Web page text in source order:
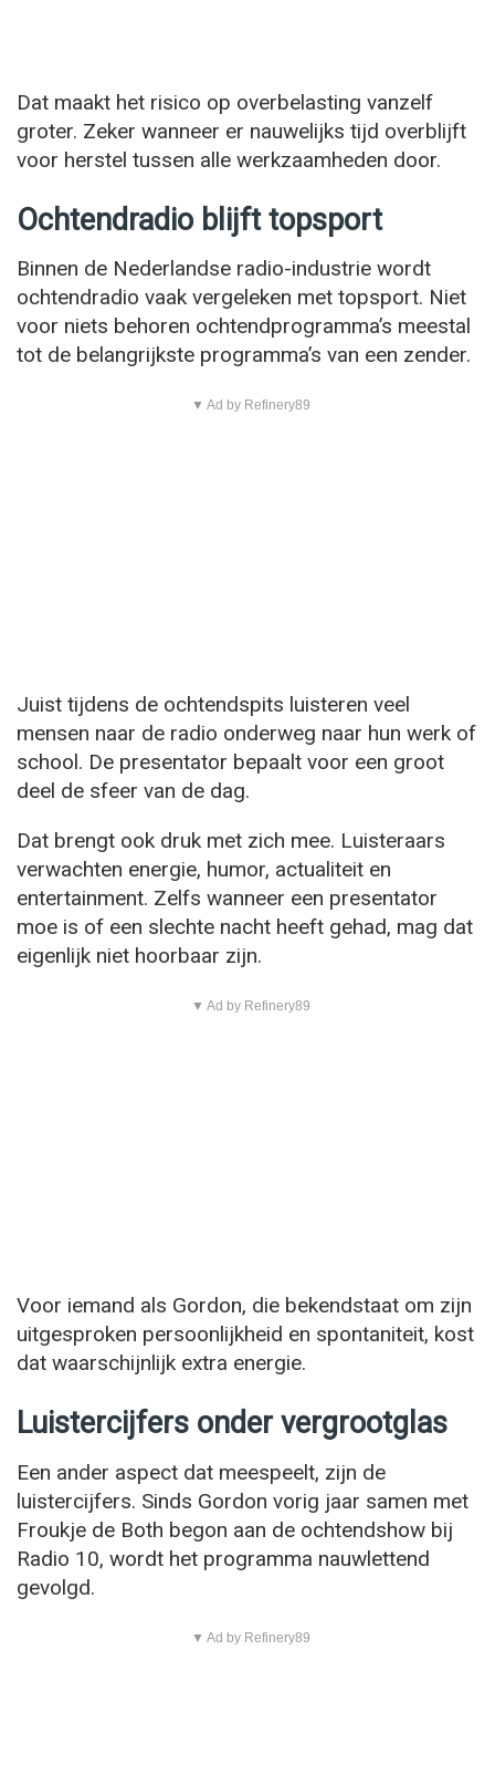
Dat maakt het risico op overbelasting vanzelf
groter. Zeker wanneer er nauwelijks tijd overblijft
voor herstel tussen alle werkzaamheden door.
Ochtendradio blijft topsport
Binnen de Nederlandse radio-industrie wordt
ochtendradio vaak vergeleken met topsport. Niet
voor niets behoren ochtendprogramma’s meestal
tot de belangrijkste programma’s van een zender.
▼ Ad by Refinery89
Juist tijdens de ochtendspits luisteren veel
mensen naar de radio onderweg naar hun werk of
school. De presentator bepaalt voor een groot
deel de sfeer van de dag.
Dat brengt ook druk met zich mee. Luisteraars
verwachten energie, humor, actualiteit en
entertainment. Zelfs wanneer een presentator
moe is of een slechte nacht heeft gehad, mag dat
eigenlijk niet hoorbaar zijn.
▼ Ad by Refinery89
Voor iemand als Gordon, die bekendstaat om zijn
uitgesproken persoonlijkheid en spontaniteit, kost
dat waarschijnlijk extra energie.
Luistercijfers onder vergrootglas
Een ander aspect dat meespeelt, zijn de
luistercijfers. Sinds Gordon vorig jaar samen met
Froukje de Both begon aan de ochtendshow bij
Radio 10, wordt het programma nauwlettend
gevolgd.
▼ Ad by Refinery89